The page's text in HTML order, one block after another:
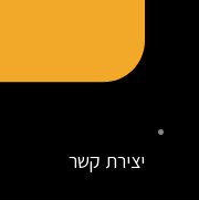
יצירת קשר